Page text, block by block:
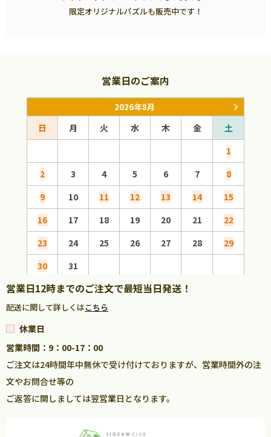
限定オリジナルパズルも販売中です！
営業日のご案内
2026年8月
日 月 火 水 木 金
土
1
2
3 4 5 6 7
8
9
10 11 12 13 14
15
16
17 18 19 20 21
22
23
24 25 26 27 28
29
30
31
営業日12時までのご注文で最短当日発送！
配送に関して詳しくはこちら
休業日
営業時間：9：00-17：00
ご注文は24時間年中無休で受け付けておりますが、営業時間外の注
文やお問合せ等の
ご返答に関しましては翌営業日となります。